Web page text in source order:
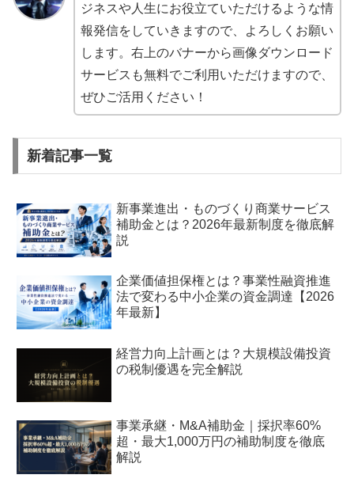
ジネスや人生にお役立ていただけるような情
報発信をしていきますので、よろしくお願い
します。右上のバナーから画像ダウンロード
サービスも無料でご利用いただけますので、
ぜひご活用ください！
新着記事一覧
新事業進出・ものづくり商業サービス
補助金とは？2026年最新制度を徹底解
説
企業価値担保権とは？事業性融資推進
法で変わる中小企業の資金調達【2026
年最新】
経営力向上計画とは？大規模設備投資
の税制優遇を完全解説
事業承継・M&A補助金｜採択率60%
超・最大1,000万円の補助制度を徹底
解説